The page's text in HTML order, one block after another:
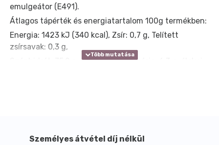
emulgeátor (E491).
Átlagos tápérték és energiatartalom 100g termékben:
Energia: 1423 kJ (340 kcal), Zsír: 0,7 g, Telített
zsírsavak: 0,3 g,
Szénhidrát: 75,9 g, Cukor: 1,8 g, Fehérje: 6,3 g, élelmi
a tésztát elektromos keverővel 2-3 percig. Simítsa el a
Személyes átvétel díj nélkül